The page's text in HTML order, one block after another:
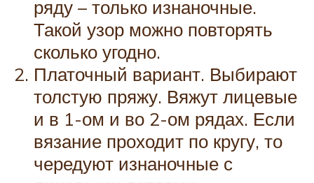
ряду – только изнаночные.
Такой узор можно повторять
сколько угодно.
Платочный вариант. Выбирают
толстую пряжу. Вяжут лицевые
и в 1-ом и во 2-ом рядах. Если
вязание проходит по кругу, то
чередуют изнаночные с